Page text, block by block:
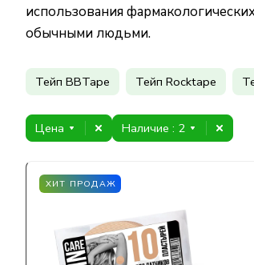
использования
обычными людьми.
Тейп BBTape Тейп Rocktape
Цена Наличие : 2
ХИТ ПРОДАЖ